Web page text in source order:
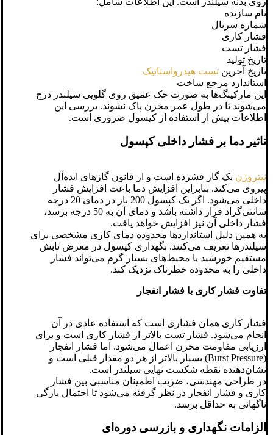
نام سازنده
شماره سریال
فشار کاری
فشار تست
تاریخ تولید
تاریخ آخرین تست هیدرواستاتیک
استاندارد مرجع ساخت
این مارکینگ‌ها به صورت حک عمیق روی گلویی سیلندر درج
می‌شوند تا در طول عمر مخزن پاک نشوند. بررسی این
اطلاعات پیش از استفاده از کپسول ضروری است.
تاثیر دما بر فشار داخلی کپسول
نیتروژن یک گاز فشرده است و از قانون گازهای ایده‌آل
پیروی می‌کند. بنابراین افزایش دما باعث افزایش فشار
داخلی می‌شود. اگر یک کپسول 200 بار در دمای 20 درجه
سانتی‌گراد قرار داشته باشد و دمای آن به 50 درجه برسد،
فشار داخلی آن نیز افزایش خواهد یافت.
به همین دلیل استانداردها محدوده دمای کاری مشخصی برای
سیلندرها تعریف می‌کنند. نگهداری کپسول در معرض تابش
مستقیم خورشید یا محیط‌های بسیار گرم می‌تواند فشار
داخلی را به محدوده خطرناک نزدیک کند.
تفاوت فشار کاری با فشار انفجار
فشار کاری همان فشاری است که استفاده عادی در آن
انجام می‌شود. فشار تست بالاتر از فشار کاری است و برای
ارزیابی مقاومت مخزن اعمال می‌شود. اما فشار انفجار
(Burst Pressure) بسیار بالاتر از هر دو مقدار قبلی است و
نشان‌دهنده نقطه شکست نهایی سیلندر است.
در طراحی مهندسی، ضریب اطمینان مناسبی بین فشار
کاری و فشار انفجار در نظر گرفته می‌شود تا احتمال پارگی
ناگهانی به حداقل برسد.
الزامات نگهداری و بازرسی دوره‌ای